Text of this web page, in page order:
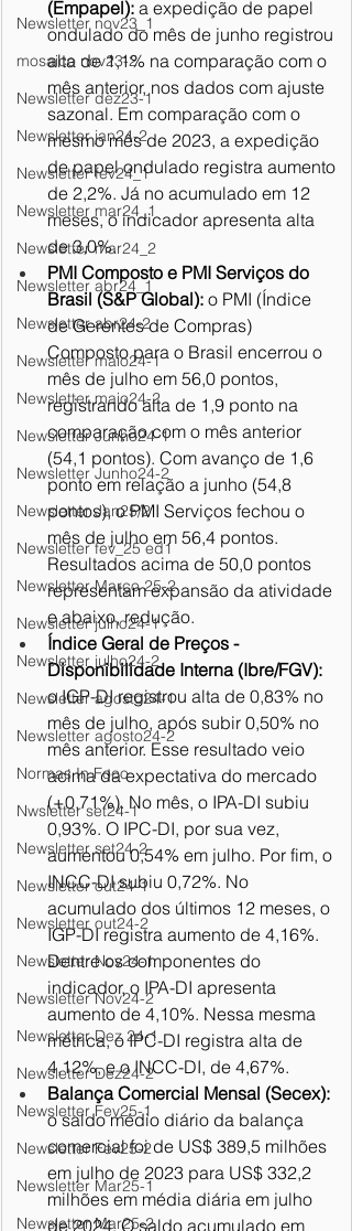
Newsletter nov23_1
mosaico nov23-2
Newsletter dez23-1
Newsletter jan24-2
Newsletter fev24_1
Newsletter mar24_1
Newsletter mar24_2
Newsletter abr24_1
Newsletter abr24-2
Newsletter maio24-1
Newsletter maio24-2
Newsletter Junho24-1
Newsletter Junho24-2
Newsletter Jan25/2
Newsletter fev_25 ed1
Newsletter Março 25-2
Newsletter julho24-1
Newsletter julho24-2
Newsletter agosto24-1
Newsletter agosto24-2
Normas In Foco
Nwsletter set24-1
Newsletter set24-2
Newsletter out24-1
Newsletter out24-2
Newsletter Nov24-1
Newsletter Nov24-2
Newsletter Dez 24-1
Newsletter Dez24-2
Newsletter Fev25-1
Newsletter Fev25-2
Newsletter Mar25-1
Newsletter Mar25-2
(Empapel): a expedição de papel
ondulado do mês de junho registrou
alta de 1,1% na comparação com o
mês anterior, nos dados com ajuste
sazonal. Em comparação com o
mesmo mês de 2023, a expedição
de papel ondulado registra aumento
de 2,2%. Já no acumulado em 12
meses, o indicador apresenta alta
de 3,0%.
PMI Composto e PMI Serviços do
Brasil (S&P Global): o PMI (Índice
de Gerentes de Compras)
Composto para o Brasil encerrou o
mês de julho em 56,0 pontos,
registrando alta de 1,9 ponto na
comparação com o mês anterior
(54,1 pontos). Com avanço de 1,6
ponto em relação a junho (54,8
pontos), o PMI Serviços fechou o
mês de julho em 56,4 pontos.
Resultados acima de 50,0 pontos
representam expansão da atividade
e abaixo, redução.
Índice Geral de Preços -
Disponibilidade Interna (Ibre/FGV):
o IGP-DI registrou alta de 0,83% no
mês de julho, após subir 0,50% no
mês anterior. Esse resultado veio
acima da expectativa do mercado
(+0,71%). No mês, o IPA-DI subiu
0,93%. O IPC-DI, por sua vez,
aumentou 0,54% em julho. Por fim, o
INCC-DI subiu 0,72%. No
acumulado dos últimos 12 meses, o
IGP-DI registra aumento de 4,16%.
Dentre os componentes do
indicador, o IPA-DI apresenta
aumento de 4,10%. Nessa mesma
métrica, o IPC-DI registra alta de
4,12%, e o INCC-DI, de 4,67%.
Balança Comercial Mensal (Secex):
o saldo médio diário da balança
comercial foi de US$ 389,5 milhões
em julho de 2023 para US$ 332,2
milhões em média diária em julho
de 2024. O saldo acumulado em